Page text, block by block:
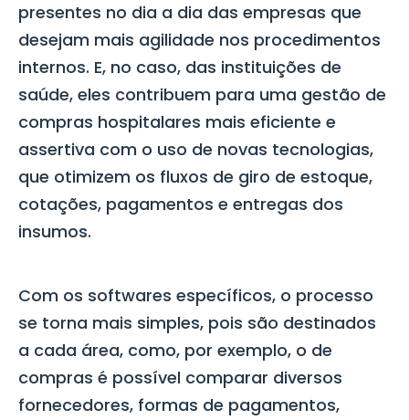
presentes no dia a dia das empresas que
desejam mais agilidade nos procedimentos
internos. E, no caso, das instituições de
saúde, eles contribuem para uma gestão de
compras hospitalares mais eficiente e
assertiva com o uso de novas tecnologias,
que otimizem os fluxos de giro de estoque,
cotações, pagamentos e entregas dos
insumos.
Com os softwares específicos, o processo
se torna mais simples, pois são destinados
a cada área, como, por exemplo, o de
compras é possível comparar diversos
fornecedores, formas de pagamentos,